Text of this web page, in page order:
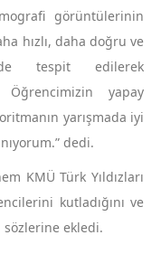
görüntülerinin
hızlı, daha doğru ve
tespit edilerek
Öğrencimizin yapay
yarışmada iyi
dedi.
KMÜ Türk Yıldızları
kutladığını ve
sözlerine ekledi.